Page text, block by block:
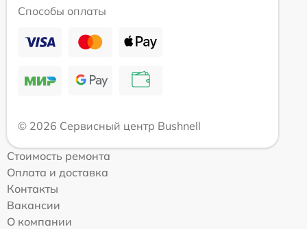
Способы оплаты
© 2026 Сервисный центр Bushnell
Стоимость ремонта
Оплата и доставка
Контакты
Вакансии
О компании